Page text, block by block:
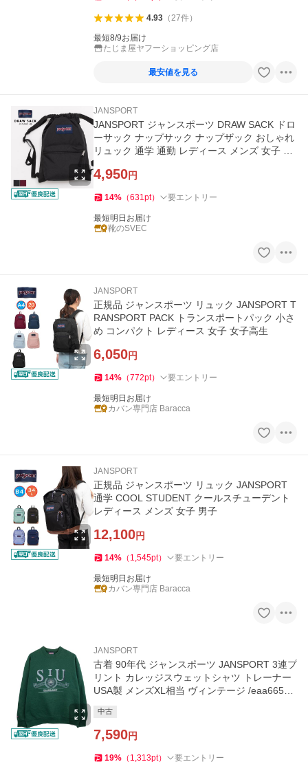
4.93（27件）
最短8/9お届け
たじま屋ヤフーショッピング店
最安値を見る
JANSPORT
JANSPORT ジャンスポーツ DRAW SACK ドロ
ーサック ナップサック ナップザック おしゃれ
リュック 通学 通勤 レディース メンズ 女子 男
4,950円
14% （631pt） 要エントリー
最短明日お届け
靴のSVEC
JANSPORT
正規品 ジャンスポーツ リュック JANSPORT T
RANSPORT PACK トランスポートパック 小さ
め コンパクト レディース 女子 女子高生
6,050円
14% （772pt） 要エントリー
最短明日お届け
カバン専門店 Baracca
JANSPORT
正規品 ジャンスポーツ リュック JANSPORT
通学 COOL STUDENT クールスチューデント
レディース メンズ 女子 男子
12,100円
14% （ 1,545pt） 要エントリー
最短明日お届け
カバン専門店 Baracca
JANSPORT
古着 90年代 ジャンスポーツ JANSPORT 3連プ
リント カレッジスウェットシャツ トレーナー
USA製 メンズXL相当 ヴィンテージ /eaa66535
中古
7,590円
19% （ 1,313pt） 要エントリー